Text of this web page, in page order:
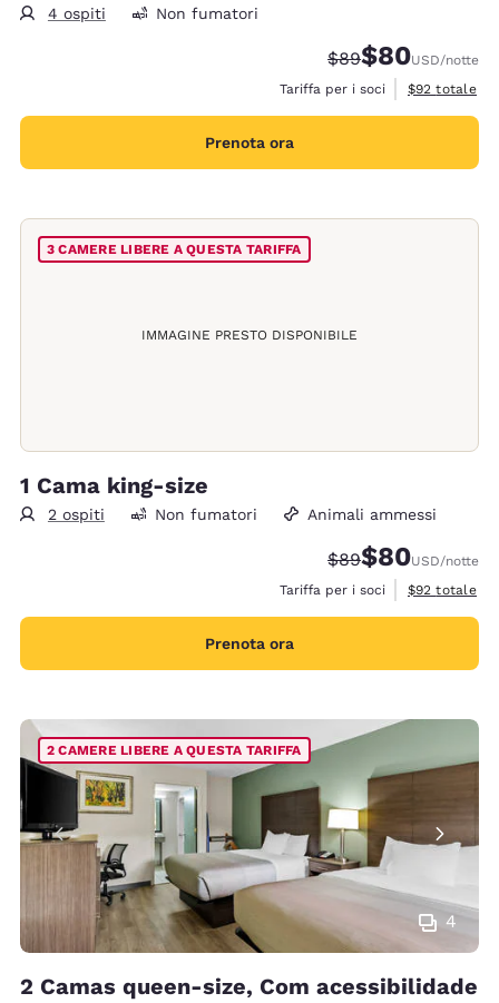
4 ospiti Non fumatori
Tariffa di barratura:
$89Tariffa
$80USD/notte
Tariffa per i soci
Visualizza i
$92 totale
Prenota ora
IMMAGINE PRESTO DISPONIBILE
3 CAMERE LIBERE A QUESTA TARIFFA
1 Cama king-size
2 ospiti Non fumatori Animali ammessi
Tariffa di barratura:
$89Tariffa
$80USD/notte
Tariffa per i soci
Visualizza i
$92 totale
Prenota ora
4
2 CAMERE LIBERE A QUESTA TARIFFA
2 Camas queen-size, Com acessibilidade